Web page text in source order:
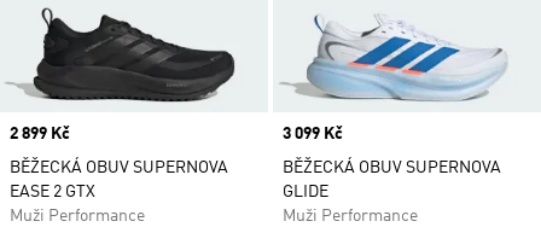
Price
2 899 Kč
BĚŽECKÁ OBUV SUPERNOVA
EASE 2 GTX
Muži Performance
Price
3 099 Kč
BĚŽECKÁ OBUV SUPERNOVA
GLIDE
Muži Performance